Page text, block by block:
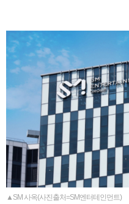
▲SM 사옥(사진출처=SM엔터테인먼트)